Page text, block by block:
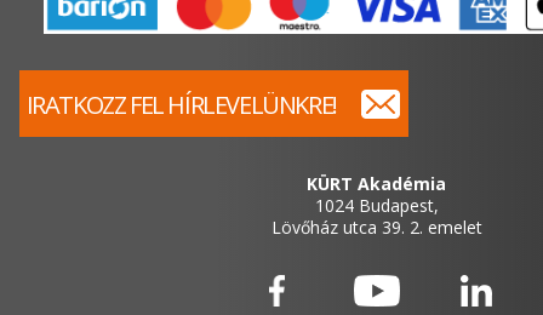
KÜRT Akadémia
1024 Budapest,
Lövőház utca 39. 2. emelet
IRATKOZZ FEL HÍRLEVELÜNKRE!